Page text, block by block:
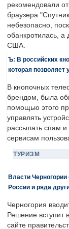
рекомендовали
браузера
небезопасно,
обанкротилась,
США.
Ъ: В российских
которая
В кнопочных
брендом, была
помощью этого
управлять
рассылать спам
сервисам
ТУРИЗМ
Власти
России и ряда
Черногория
Решение вступит
сайте